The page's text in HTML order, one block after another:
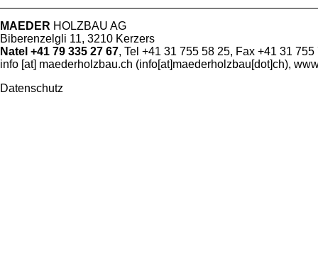
MAEDER HOLZBAU AG
Biberenzelgli 11, 3210 Kerzers
Natel +41 79 335 27 67, Tel +41 31 755 58 25, Fax +41 31 755
info [at] maederholzbau.ch (info[at]maederholzbau[dot]ch),
Datenschutz